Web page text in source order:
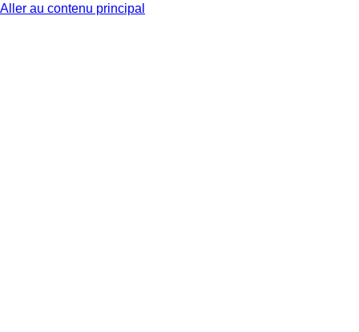
Aller au contenu principal